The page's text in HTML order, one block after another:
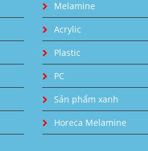
Melamine
Acrylic
Plastic
PC
Sản phẩm xanh
Horeca Melamine